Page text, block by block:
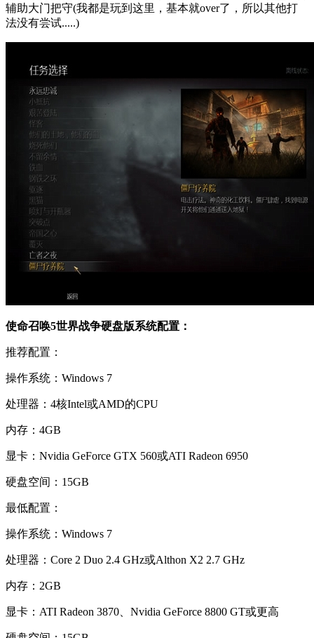
辅助大门把守(我都是玩到这里，基本就over了，所以其他打
法没有尝试.....)
使命召唤5世界战争硬盘版系统配置：
推荐配置：
操作系统：Windows 7
处理器：4核Intel或AMD的CPU
内存：4GB
显卡：Nvidia GeForce GTX 560或ATI Radeon 6950
硬盘空间：15GB
最低配置：
操作系统：Windows 7
处理器：Core 2 Duo 2.4 GHz或Althon X2 2.7 GHz
内存：2GB
显卡：ATI Radeon 3870、Nvidia GeForce 8800 GT或更高